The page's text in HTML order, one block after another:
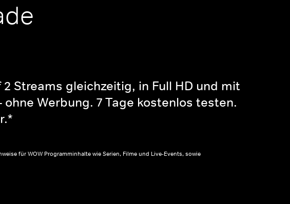
Streams gleichzeitig, in Full HD und mit
ohne Werbung. 7 Tage kostenlos testen.
für WOW Programminhalte wie Serien, Filme und Live-Events, sowie